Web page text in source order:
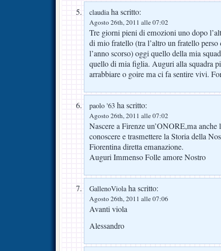
claudiaha scritto:
Agosto 26th, 2011 alle 07:02
Tre giorni pieni di emozioni uno dopo
di mio fratello (tra l’altro un fratello
l’anno scorso) oggi quello della mia
quello di mia figlia. Auguri alla squadra
arrabbiare o goire ma ci fa sentire vivi.
paolo '63 ha scritto:
Agosto 26th, 2011 alle 07:02
Nascere a Firenze un’ONORE,ma anche
conoscere e trasmettere la Storia della
Fiorentina diretta emanazione.
Auguri Immenso Folle amore Nostro
GallenoViolaha scritto:
Agosto 26th, 2011 alle 07:06
Avanti viola
Alessandro